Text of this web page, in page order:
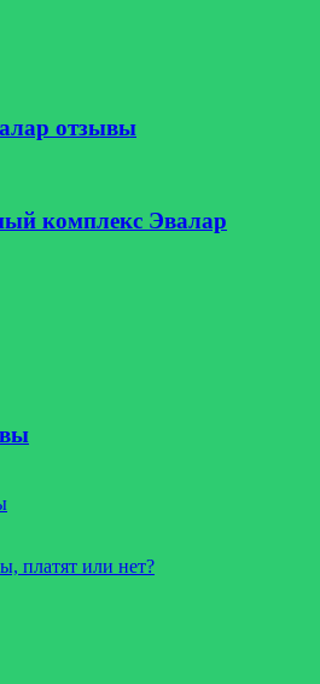
отзывы
комплекс Эвалар
платят или нет?